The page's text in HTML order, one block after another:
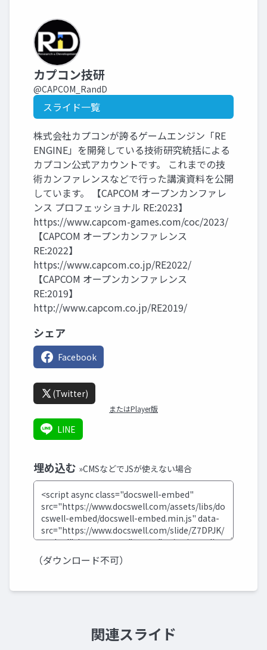
カプコン技研
@CAPCOM_RandD
スライド一覧
株式会社カプコンが誇るゲームエンジン「RE
ENGINE」を開発している技術研究統括による
カプコン公式アカウントです。 これまでの技
術カンファレンスなどで行った講演資料を公開
しています。 【CAPCOM オープンカンファレ
ンス プロフェッショナル RE:2023】
https://www.capcom-games.com/coc/2023/
【CAPCOM オープンカンファレンス
RE:2022】
https://www.capcom.co.jp/RE2022/
【CAPCOM オープンカンファレンス
RE:2019】
http://www.capcom.co.jp/RE2019/
シェア
Facebook
(Twitter)
またはPlayer版
LINE
埋め込む »CMSなどでJSが使えない場合
（ダウンロード不可）
関連スライド